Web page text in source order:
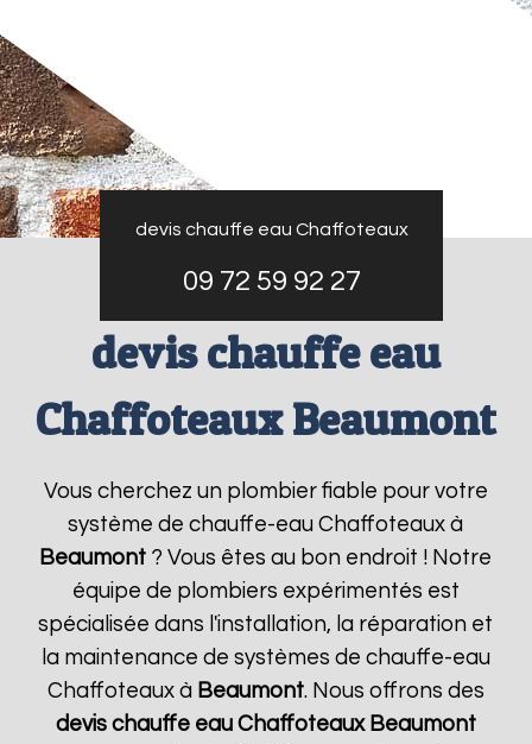
devis chauffe eau Chaffoteaux
09 72 59 92 27
devis chauffe eau
Chaffoteaux Beaumont
Vous cherchez un plombier fiable pour votre
système de chauffe-eau Chaffoteaux à
Beaumont ? Vous êtes au bon endroit ! Notre
équipe de plombiers expérimentés est
spécialisée dans l'installation, la réparation et
la maintenance de systèmes de chauffe-eau
Chaffoteaux à Beaumont. Nous offrons des
devis chauffe eau Chaffoteaux Beaumont